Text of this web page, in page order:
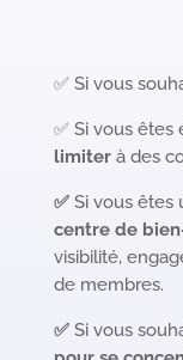
✅ Si vous
✅ Si vous êtes
limiterà des
✅ Si vous êtes
centre de
visibilité,
de membres.
✅ Si vous